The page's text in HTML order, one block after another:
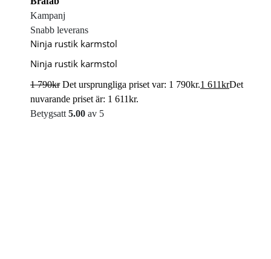
Kampanj
Snabb leverans
Ninja rustik karmstol
Ninja rustik karmstol
1 790kr Det ursprungliga priset var: 1 790kr.1 611krDet
nuvarande priset är: 1 611kr.
Betygsatt 5.00 av 5